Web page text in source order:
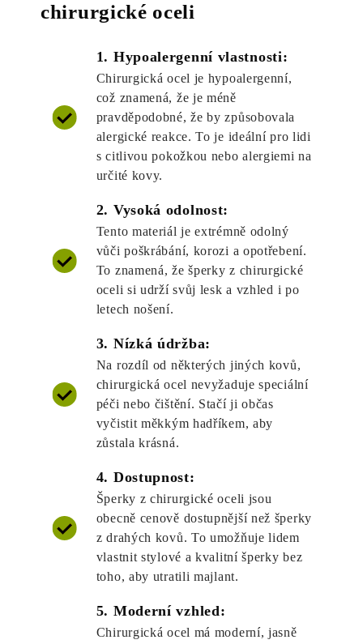
chirurgické oceli
1. Hypoalergenní vlastnosti:
Chirurgická ocel je hypoalergenní,
což znamená, že je méně
pravděpodobné, že by způsobovala
alergické reakce. To je ideální pro lidi
s citlivou pokožkou nebo alergiemi na
určité kovy.
2. Vysoká odolnost:
Tento materiál je extrémně odolný
vůči poškrábání, korozi a opotřebení.
To znamená, že šperky z chirurgické
oceli si udrží svůj lesk a vzhled i po
letech nošení.
3. Nízká údržba:
Na rozdíl od některých jiných kovů,
chirurgická ocel nevyžaduje speciální
péči nebo čištění. Stačí ji občas
vyčistit měkkým hadříkem, aby
zůstala krásná.
4. Dostupnost:
Šperky z chirurgické oceli jsou
obecně cenově dostupnější než šperky
z drahých kovů. To umožňuje lidem
vlastnit stylové a kvalitní šperky bez
toho, aby utratili majlant.
5. Moderní vzhled:
Chirurgická ocel má moderní, jasně